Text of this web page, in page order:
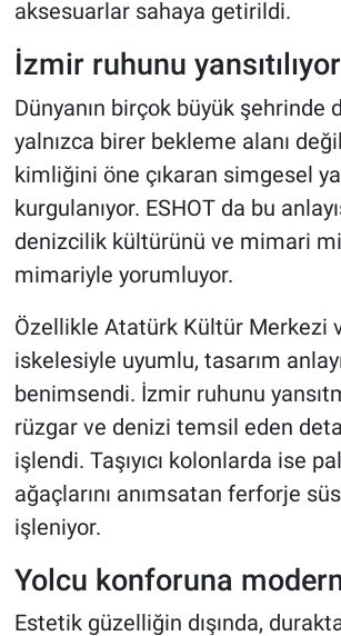
aksesuarlar sahaya getirildi.
İzmir ruhunu yansıtılıyor
Dünyanın birçok büyük şehrinde
yalnızca birer bekleme alanı
kimliğini öne çıkaran simgesel
kurgulanıyor. ESHOT da bu
denizcilik kültürünü ve mimari
mimariyle yorumluyor.
Özellikle Atatürk Kültür Merkezi
iskelesiyle uyumlu, tasarım
benimsendi. İzmir ruhunu
rüzgar ve denizi temsil eden
işlendi. Taşıyıcı kolonlarda ise
ağaçlarını anımsatan ferforje
işleniyor.
Yolcu konforuna
Estetik güzelliğin dışında,